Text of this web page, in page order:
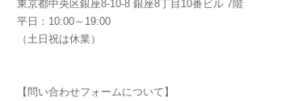
東京都中央区銀座8-10-8 銀座8丁目10番ビル 7階
平日：10:00～19:00
（土日祝は休業）
【問い合わせフォームについて】